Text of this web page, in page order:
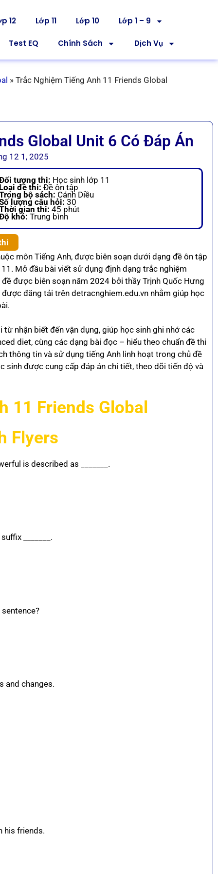
12 Lớp 11 Lớp 10 Lớp 1 – 9
Test EQ Chính Sách Dịch Vụ
» Trắc Nghiệm Tiếng Anh 11 Friends Global
Global Unit 6 Có Đáp Án
12 1, 2025
tượng thi: Học sinh lớp 11
đề thi: Đề ôn tập
bộ sách: Cánh Diều
lượng câu hỏi: 30
gian thi: 45 phút
khó: Trung bình
môn Tiếng Anh, được biên soạn dưới dạng đề ôn tập
Mở đầu bài viết sử dụng định dạng trắc nghiệm
được biên soạn năm 2024 bởi thầy Trịnh Quốc Hưng
đăng tải trên detracnghiem.edu.vn nhằm giúp học
nhận biết đến vận dụng, giúp học sinh ghi nhớ các
diet, cùng các dạng bài đọc – hiểu theo chuẩn đề thi
thông tin và sử dụng tiếng Anh linh hoạt trong chủ đề
sinh được cung cấp đáp án chi tiết, theo dõi tiến độ và
11 Friends Global
Flyers
is described as _______.
_______.
and changes.
his friends.